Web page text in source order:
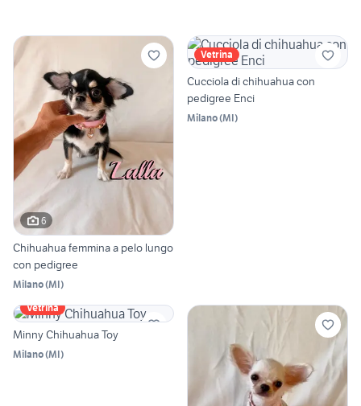
6
Chihuahua femmina a pelo lungo
con pedigree
Milano(MI)
Vetrina
Cucciola di chihuahua con
pedigree Enci
Milano(MI)
Vetrina
Minny Chihuahua Toy
Milano(MI)